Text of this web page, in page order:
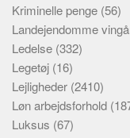
Kriminelle penge (56)
Landejendomme
Ledelse (332)
Legetøj (16)
Lejligheder (2410)
Løn arbejdsforhold
Luksus (67)